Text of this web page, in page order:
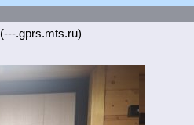
(---.gprs.mts.ru)